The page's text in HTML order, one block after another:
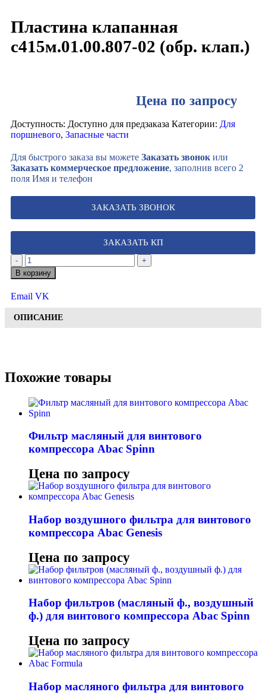
Пластина клапанная
с415м.01.00.807-02 (обр. клап.)
Цена по запросу
Доступность: Доступно для предзаказа Категории: Для
поршневого, Запасные части
Для быстрого заказа вы можете Заказать звонок или
Заказать коммерческое предложение, заполнив всего 2
поля Имя и телефон
ЗАКАЗАТЬ ЗВОНОК
ЗАКАЗАТЬ КП
-
+
В корзину
Email VK
ОПИСАНИЕ
Похожие товары
Фильтр масляный для винтового
компрессора Abac Spinn
Цена по запросу
Набор воздушного фильтра для винтового
компрессора Abac Genesis
Цена по запросу
Набор фильтров (масляный ф., воздушный
ф.) для винтового компрессора Abac Spinn
Цена по запросу
Набор масляного фильтра для винтового